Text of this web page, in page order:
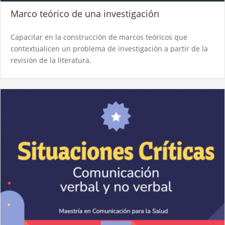
Marco teórico de una investigación
Capacitar en la construcción de marcos teóricos que
contextualicen un problema de investigación a partir de la
revisión de la literatura.